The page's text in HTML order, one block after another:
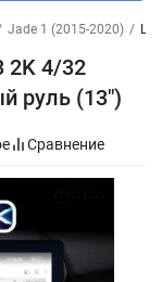
Jade 1 (2015-2020) /
2K 4/32
руль (13")
Сравнение